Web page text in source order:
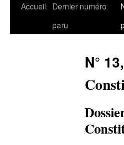
Accueil
Dernier numéro
paru
N°